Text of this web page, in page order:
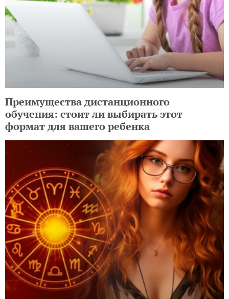
Преимущества дистанционного
обучения: стоит ли выбирать этот
формат для вашего ребенка